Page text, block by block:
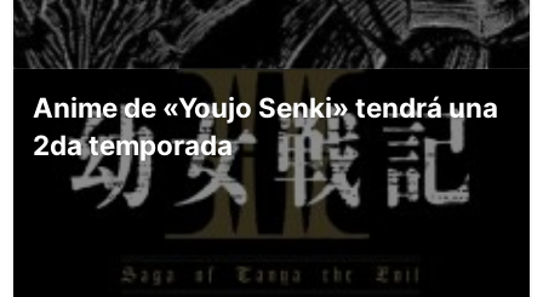
Anime de «Youjo Senki» tendrá una
2da temporada